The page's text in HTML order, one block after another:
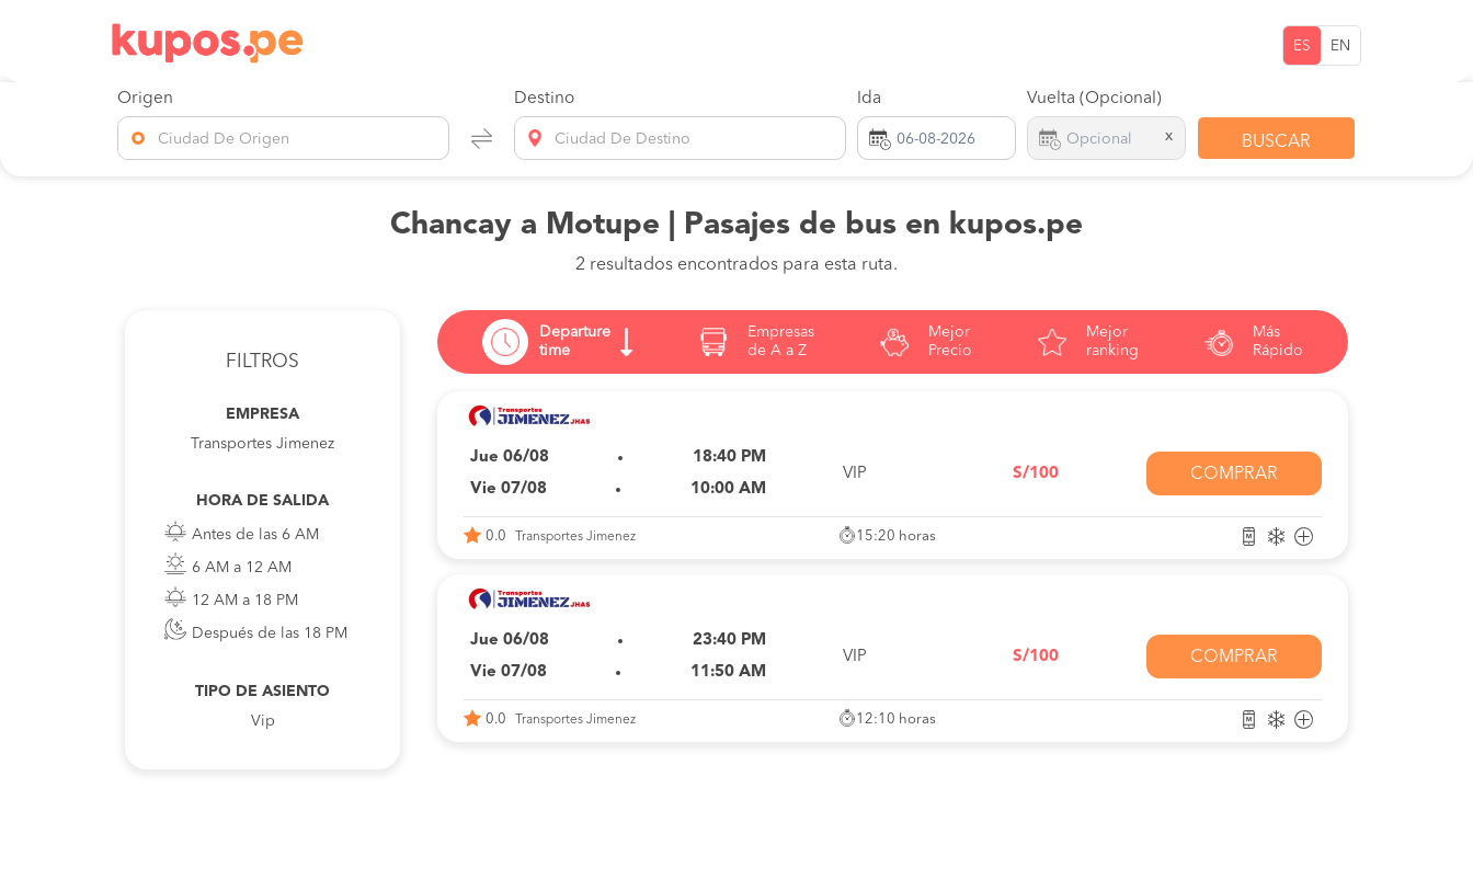
ES EN
Origen
Ciudad De Origen
Destino
Ciudad De Destino
Ida Vuelta (Opcional)
x BUSCAR
Chancay a Motupe | Pasajes de bus en kupos.pe
2 resultados encontrados para esta ruta.
FILTROS
EMPRESA
Transportes Jimenez
HORA DE SALIDA
Antes de las 6 AM
6 AM a 12 AM
12 AM a 18 PM
Después de las 18 PM
TIPO DE ASIENTO
Vip
Departure
time
Empresas
de A a Z
Mejor
Precio
Mejor
ranking
Más
Rápido
Jue 06/08
18:40 PM
Vie 07/08
10:00 AM
VIP S/100 COMPRAR
0.0 Transportes Jimenez 15:20 horas
Jue 06/08
23:40 PM
Vie 07/08
11:50 AM
VIP S/100 COMPRAR
0.0 Transportes Jimenez 12:10 horas